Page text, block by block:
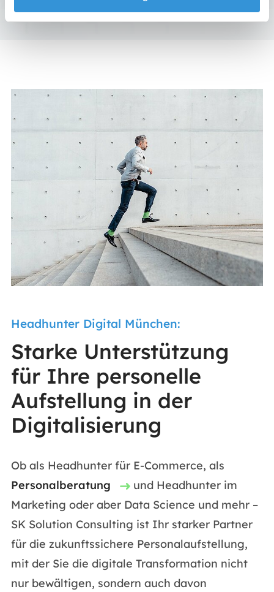
Headhunter Digital München:
Starke Unterstützung
für Ihre personelle
Aufstellung in der
Digitalisierung
Ob als Headhunter für E-Commerce, als
Personalberatung
und Headhunter im
Marketing oder aber Data Science und mehr –
SK Solution Consulting ist Ihr starker Partner
für die zukunftssichere Personalaufstellung,
mit der Sie die digitale Transformation nicht
nur bewältigen, sondern auch davon